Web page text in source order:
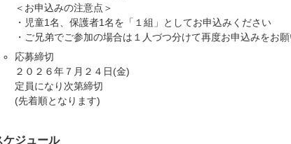
＜お申込みの注意点＞
・児童1名、保護者1名を「１組」としてお申込みください
・ご兄弟でご参加の場合は１人づつ分けて再度お申込みをお
応募締切
２０２６年７月２４日(金)
定員になり次第締切
(先着順となります)
ケジュール